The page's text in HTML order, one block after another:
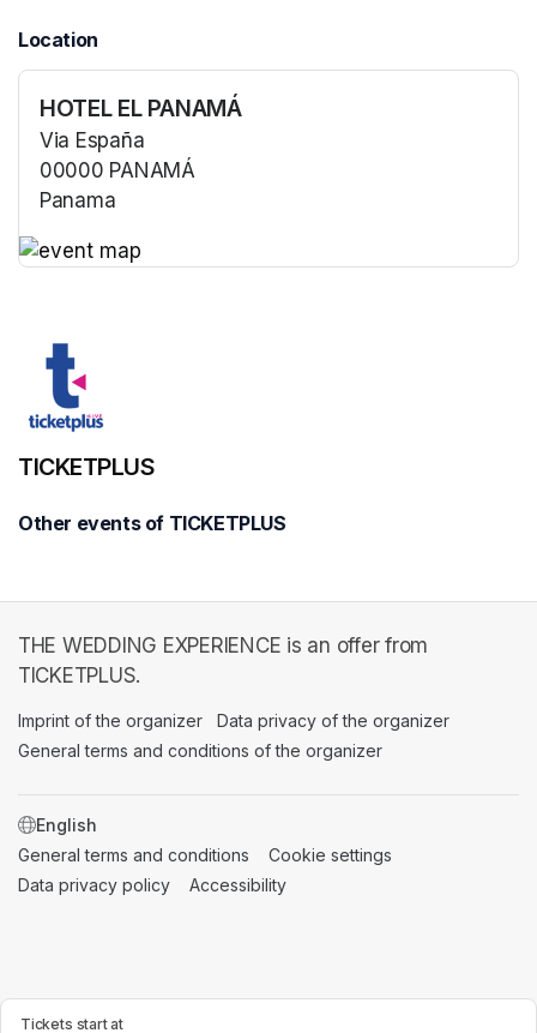
Location
HOTEL EL PANAMÁ
Via España
00000 PANAMÁ
Panama
Tickets start at
TICKETPLUS
Other events of TICKETPLUS
THE WEDDING EXPERIENCE is an offer from
TICKETPLUS.
Imprint of the organizer (opens in a new tab)
Data privacy of the organizer
General terms and conditions of the organizer
SWITCH LANGUAGE
General terms and conditions (opens in a new tab)
Cookie settings
Data privacy policy (opens in a new tab)
Accessibility